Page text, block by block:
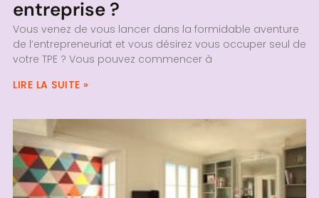
entreprise ?
Vous venez de vous lancer dans la formidable aventure
de l’entrepreneuriat et vous désirez vous occuper seul de
votre TPE ? Vous pouvez commencer à
LIRE LA SUITE »